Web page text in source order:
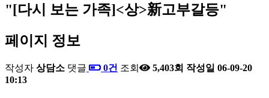
"[다시 보는 가족]<상>新고부갈등"
페이지 정보
작성자 상담소 댓글 0건 조회 5,403회 작성일 06-09-20
10:13